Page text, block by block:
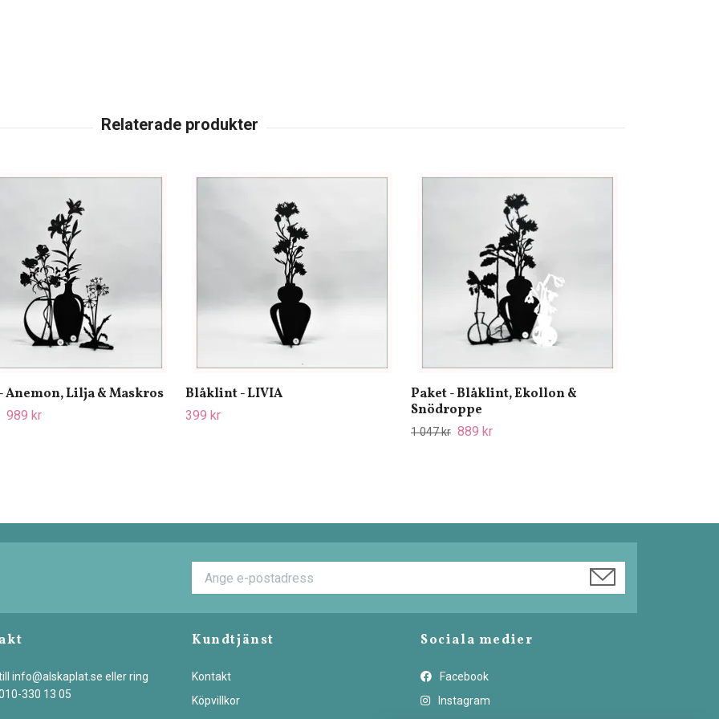
Anemon, Lilja & Maskros
989 kr
Blåklint - LIVIA
399 kr
Paket - Blåklint, Ekollon &
Snödroppe
1 047 kr 889 kr
info@alskaplat.se eller ring
330 13 05
Kundtjänst
Kontakt
Köpvillkor
Sociala medier
Facebook
Instagram